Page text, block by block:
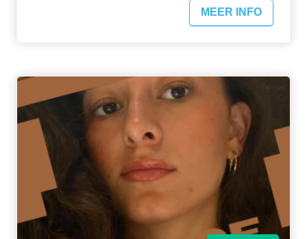
MEER INFO